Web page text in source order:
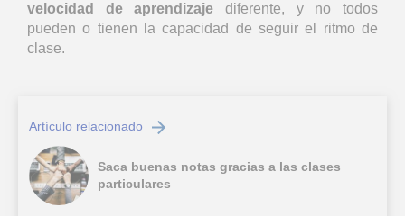
velocidad de aprendizaje diferente, y no todos
pueden o tienen la capacidad de seguir el ritmo de
clase.
Artículo relacionado
Saca buenas notas gracias a las clases
particulares